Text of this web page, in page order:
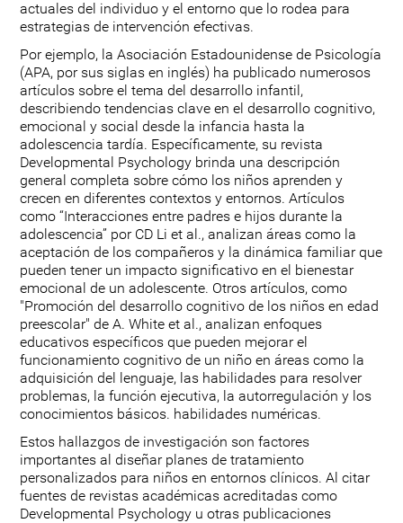
actuales del individuo y el entorno que lo rodea para
estrategias de intervención efectivas.
Por ejemplo, la Asociación Estadounidense de Psicología
(APA, por sus siglas en inglés) ha publicado numerosos
artículos sobre el tema del desarrollo infantil,
describiendo tendencias clave en el desarrollo cognitivo,
emocional y social desde la infancia hasta la
adolescencia tardía. Específicamente, su revista
Developmental Psychology brinda una descripción
general completa sobre cómo los niños aprenden y
crecen en diferentes contextos y entornos. Artículos
como “Interacciones entre padres e hijos durante la
adolescencia” por CD Li et al., analizan áreas como la
aceptación de los compañeros y la dinámica familiar que
pueden tener un impacto significativo en el bienestar
emocional de un adolescente. Otros artículos, como
"Promoción del desarrollo cognitivo de los niños en edad
preescolar" de A. White et al., analizan enfoques
educativos específicos que pueden mejorar el
funcionamiento cognitivo de un niño en áreas como la
adquisición del lenguaje, las habilidades para resolver
problemas, la función ejecutiva, la autorregulación y los
conocimientos básicos. habilidades numéricas.
Estos hallazgos de investigación son factores
importantes al diseñar planes de tratamiento
personalizados para niños en entornos clínicos. Al citar
fuentes de revistas académicas acreditadas como
Developmental Psychology u otras publicaciones